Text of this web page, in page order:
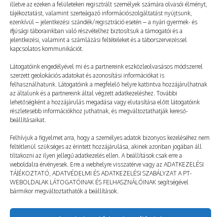
illetve az ezeken a felületeken regisztrált személyek számára olvasói élményt,
tájékoztatást, valamint szerteágazó információszolgáltatást nyújtsunk,
ezenkívül – jelentkezési szándék/regisztráció esetén – a nyári gyermek- és
ifjúsági táborainkban való részvételhez biztosítsuk a támogatói és a
jelentkezési, valamint a számlázási feltételeket és a táborszervezéssel
kapcsolatos kommunikációt.
Látogatóink engedélyével mi és a partnereink eszközleolvasásos módszerrel
szerzett geolokációs adatokat és azonosítási információkat is
felhasználhatunk. Látogatóink a megfelelő helyre kattintva hozzájárulhatnak
az általunk és a partnereink által végzett adatkezeléshez. További
lehetőségként a hozzájárulás megadása vagy elutasítása előtt látogatóink
részletesebb információkhoz juthatnak, és megváltoztathatják kereső-
beállításaikat.
Felhívjuk a figyelmet arra, hogy a személyes adatok bizonyos kezeléséhez nem
feltétlenül szükséges az érintett hozzájárulása, akinek azonban jogában áll
tiltakozni az ilyen jellegű adatkezelés ellen. A beállítások csak erre a
weboldalra érvényesek. Erre a webhelyre visszatérve vagy az ADATKEZELÉSI
TÁJÉKOZTATÓ, ADATVÉDELMI ÉS ADATKEZELÉSI SZABÁLYZAT A PT-
WEBOLDALAK LÁTOGATÓINAK ÉS FELHASZNÁLÓINAK segítségével
bármikor megváltoztathatók a beállítások.
Rekordszámú interakció a táborban
2023. 06. 06.